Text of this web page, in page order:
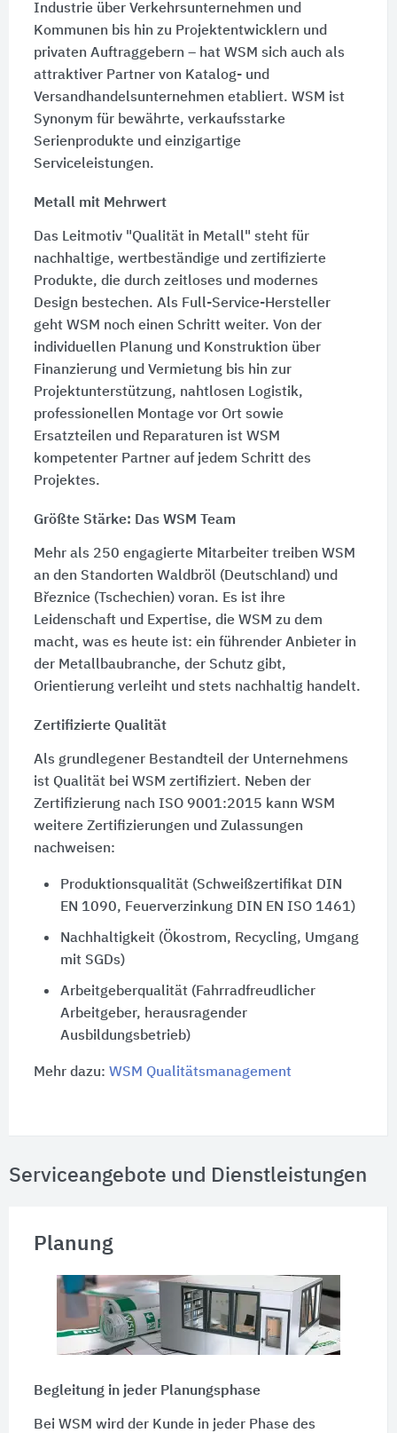
Industrie über Verkehrsunternehmen und
Kommunen bis hin zu Projektentwicklern und
privaten Auftraggebern – hat WSM sich auch als
attraktiver Partner von Katalog- und
Versandhandelsunternehmen etabliert. WSM ist
Synonym für bewährte, verkaufsstarke
Serienprodukte und einzigartige
Serviceleistungen.
Metall mit Mehrwert
Das Leitmotiv "Qualität in Metall" steht für
nachhaltige, wertbeständige und zertifizierte
Produkte, die durch zeitloses und modernes
Design bestechen. Als Full-Service-Hersteller
geht WSM noch einen Schritt weiter. Von der
individuellen Planung und Konstruktion über
Finanzierung und Vermietung bis hin zur
Projektunterstützung, nahtlosen Logistik,
professionellen Montage vor Ort sowie
Ersatzteilen und Reparaturen ist WSM
kompetenter Partner auf jedem Schritt des
Projektes.
Größte Stärke: Das WSM Team
Mehr als 250 engagierte Mitarbeiter treiben WSM
an den Standorten Waldbröl (Deutschland) und
Březnice (Tschechien) voran. Es ist ihre
Leidenschaft und Expertise, die WSM zu dem
macht, was es heute ist: ein führender Anbieter in
der Metallbaubranche, der Schutz gibt,
Orientierung verleiht und stets nachhaltig handelt.
Zertifizierte Qualität
Als grundlegener Bestandteil der Unternehmens
ist Qualität bei WSM zertifiziert. Neben der
Zertifizierung nach ISO 9001:2015 kann WSM
weitere Zertifizierungen und Zulassungen
nachweisen:
Produktionsqualität (Schweißzertifikat DIN
EN 1090, Feuerverzinkung DIN EN ISO 1461)
Nachhaltigkeit (Ökostrom, Recycling, Umgang
mit SGDs)
Arbeitgeberqualität (Fahrradfreudlicher
Arbeitgeber, herausragender
Ausbildungsbetrieb)
Mehr dazu: WSM Qualitätsmanagement
Serviceangebote und Dienstleistungen
Planung
Begleitung in jeder Planungsphase
Bei WSM wird der Kunde in jeder Phase des